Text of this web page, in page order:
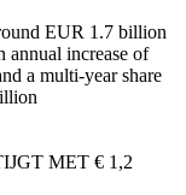
EUR 1.7 billion
annual increase of
a multi-year share
MET € 1,2